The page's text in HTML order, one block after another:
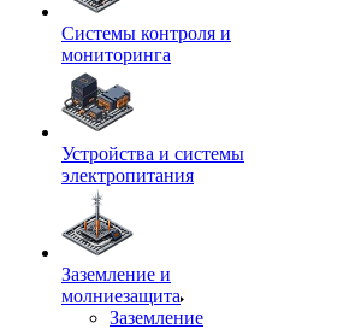
Системы контроля и
мониторинга
Устройства и системы
электропитания
Заземление и
молниезащита
Заземление